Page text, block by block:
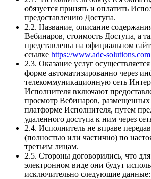
обязуется принять и оплатить
предоставлению Доступа.
2.2. Название, описание
Вебинаров, стоимость Доступа, а
представлены на официальном
ссылке https://www.ade-solutions.com
2.3. Оказание услуг
форме автоматизированно через
телекоммуникационную сеть
Исполнителя включают
просмотр Вебинаров,
платформе Исполнителя, путем
удаленного доступа к ним через
2.4. Исполнитель не вправе
(полностью или частично) по
третьим лицам.
2.5. Стороны договорились, что
электронном виде они будут
исключительно следующие данные: